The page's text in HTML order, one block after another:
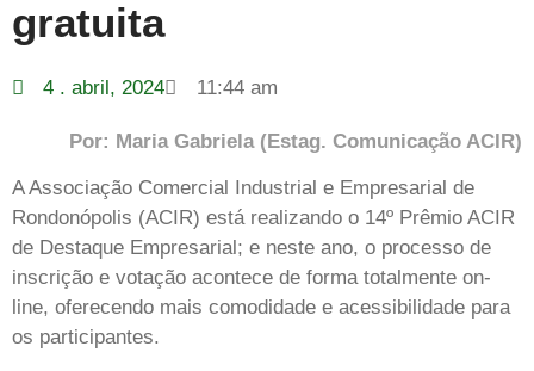
gratuita
4 . abril, 2024 11:44 am
Por: Maria Gabriela (Estag. Comunicação ACIR)
A Associação Comercial Industrial e Empresarial de
Rondonópolis (ACIR) está realizando o 14º Prêmio ACIR
de Destaque Empresarial; e neste ano, o processo de
inscrição e votação acontece de forma totalmente on-
line, oferecendo mais comodidade e acessibilidade para
os participantes.